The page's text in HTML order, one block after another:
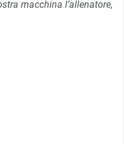
macchina l’allenatore,